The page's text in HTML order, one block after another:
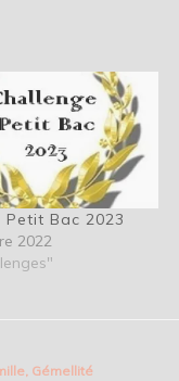
Petit Bac 2023
2022
, Gémellité